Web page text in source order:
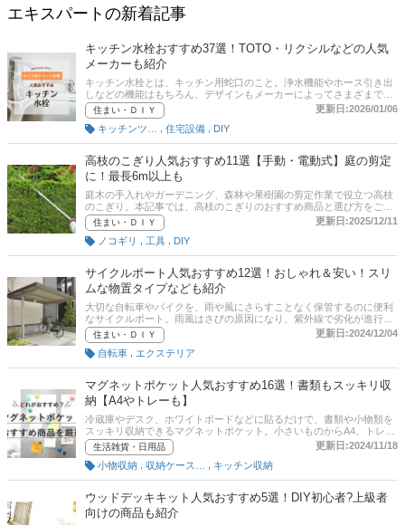
エキスパートの新着記事
キッチン水栓おすすめ37選！TOTO・リクシルなどの人気
メーカーも紹介
キッチン水栓とは、キッチン用蛇口のこと。浄水機能やホース引き出
しなどの機能はもちろん、デザインもメーカーによってさまざまで
す。この記事では、キッチン用水栓の選び方に加え、浄水器一体型、
混合水栓、タッチレス水栓ほかおすすめ商品をご紹介。TOTOやリク
シル、パナソニックやグローエなど人気メーカーの特徴についても詳
しく解説しています。amazonなどの最新人気ランキングも載せてい
ますので口コミもあわせてチェックしてみてください。
住まい・ＤＩＹ
更新日:2026/01/06
住宅設備 DIY
高枝のこぎり人気おすすめ11選【手動・電動式】庭の剪定
に！最長6m以上も
庭木の手入れやガーデニング、森林や果樹園の剪定作業で役立つ高枝
のこぎり。本記事では、高枝のこぎりのおすすめ商品と選び方をご紹
介。手動式・電動式別に、最長6m以上伸ばせる商品や、のこぎりの角
度調整ができる商品など厳選しました。ぜひ、高枝のこぎり選びの参
考にしてくださいね。
住まい・ＤＩＹ
更新日:2025/12/11
ノコギリ
工具 DIY
サイクルポート人気おすすめ12選！おしゃれ＆安い！スリ
ムな物置タイプなども紹介
大切な自転車やバイクを、雨や風にさらすことなく保管するのに便利
なサイクルポート。雨風はさびの原因になり、紫外線で劣化が進行し
てしまう場合もあります。家庭でも自転車やバイクをきれいな状態で
維持するためにも、サイクルポートやサイクルガレージを設置すると
いいでしょう。本記事では、サイクルポートの選び方とおすすめ商品
を紹介。おしゃれで安い商品や物置タイプ、スリムな折りたたみタイ
プなど厳選しました。ぜひチェックしてみてください。
住まい・ＤＩＹ
更新日:2024/12/04
自転車
エクステリア
マグネットポケット人気おすすめ16選！書類もスッキリ収
納【A4やトレーも】
冷蔵庫やデスク、ホワイトボードなどに貼るだけで、書類や小物類を
スッキリ収納できるマグネットポケット。小さいものからA4、トレー
などさまざまな形があり、自宅や職場で幅広く活用できます。この記
事では、一級建築士の居場英則さんからのアドバイスをもとに、マグ
ネットポケットの選び方とユーザーイチオシの商品、編集部のおすす
め商品をご紹介。フックやカードホルダーが付いた便利な商品もあり
ますよ。さらに記事後半では、通販サイトの人気売れ筋ランキングも
チェックできます。気になる方は、ぜひ最後までご覧ください。
生活雑貨・日用品
更新日:2024/11/18
小物収納
キッチン収納
ウッドデッキキット人気おすすめ5選！DIY初心者?上級者
向けの商品も紹介